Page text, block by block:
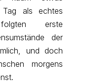
Tag als echtes
erste
der
und doch
morgens